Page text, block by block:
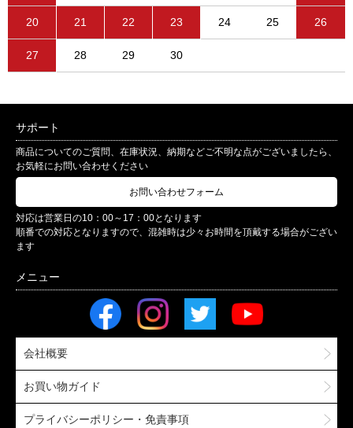
20 21 22 23 24 25 26
27 28 29 30
サポート
商品についてのご質問、在庫状況、納期などご不明な点がございましたら、
お気軽にお問い合わせください
お問い合わせフォーム
対応は営業日の10：00～17：00となります
順番での対応となりますので、混雑時は少々お時間を頂戴する場合がござい
ます
会社概要
お買い物ガイド
プライバシーポリシー・免責事項